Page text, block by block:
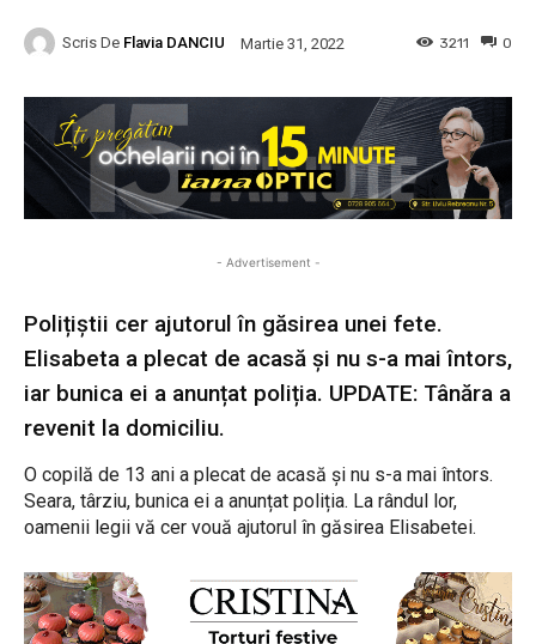
Scris De Flavia DANCIU Martie 31, 2022 0
3211
- Advertisement -
Polițiștii cer ajutorul în găsirea unei fete.
Elisabeta a plecat de acasă și nu s-a mai întors,
iar bunica ei a anunțat poliția. UPDATE: Tânăra a
revenit la domiciliu.
O copilă de 13 ani a plecat de acasă și nu s-a mai întors.
Seara, târziu, bunica ei a anunțat poliția. La rândul lor,
oamenii legii vă cer vouă ajutorul în găsirea Elisabetei.